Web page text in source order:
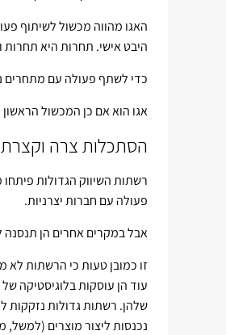
האגו מהווה מכשול לשיתוף
היבט אישי. תחרות היא תחרות
כדי לשתף פעולה עם מתחרים
אגו הוא אם כן המכשול
הסתכלות צרה וקצרת
רשתות השיווק הגדולות
פעולה עם חברות יצרניות.
אבל במקרים אחרים הן תנסנה
זו כמובן טעות כי הרשתות לא
עוד הן עוסקות בלוגיסטיקה
שלהן. רשתות גדולות נזקקות
נכנסות ליצור מוצרים (למשל,